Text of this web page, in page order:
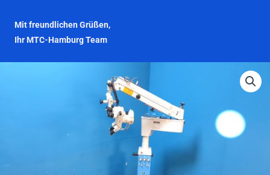
Mit freundlichen Grüßen,
Ihr MTC-Hamburg Team